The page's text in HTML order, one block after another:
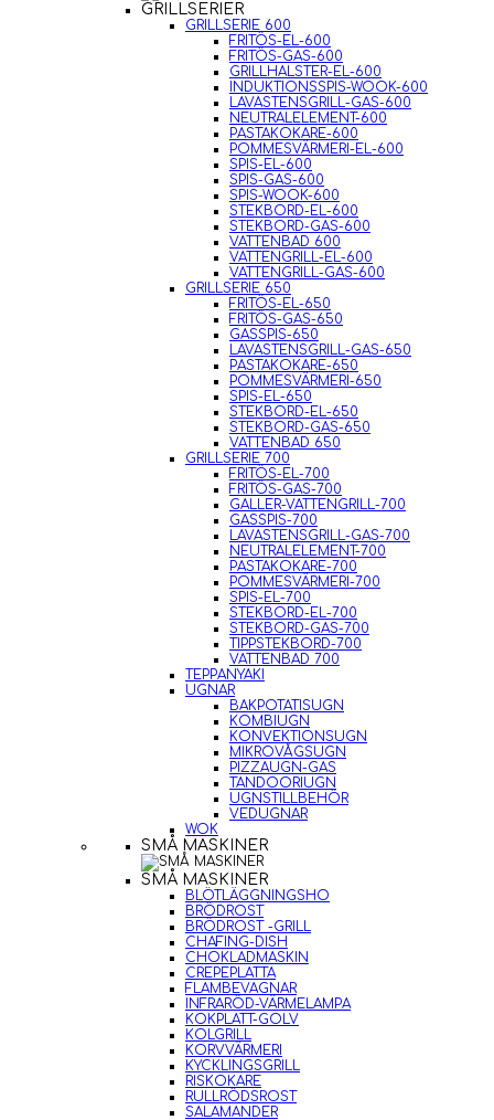
GRILLSERIER
GRILLSERIE 600
FRITÖS-EL-600
FRITÖS-GAS-600
GRILLHALSTER-EL-600
INDUKTIONSSPIS-WOOK-600
LAVASTENSGRILL-GAS-600
NEUTRALELEMENT-600
PASTAKOKARE-600
POMMESVÄRMERI-EL-600
SPIS-EL-600
SPIS-GAS-600
SPIS-WOOK-600
STEKBORD-EL-600
STEKBORD-GAS-600
VATTENBAD 600
VATTENGRILL-EL-600
VATTENGRILL-GAS-600
GRILLSERIE 650
FRITÖS-EL-650
FRITÖS-GAS-650
GASSPIS-650
LAVASTENSGRILL-GAS-650
PASTAKOKARE-650
POMMESVÄRMERI-650
SPIS-EL-650
STEKBORD-EL-650
STEKBORD-GAS-650
VATTENBAD 650
GRILLSERIE 700
FRITÖS-EL-700
FRITÖS-GAS-700
GALLER-VATTENGRILL-700
GASSPIS-700
LAVASTENSGRILL-GAS-700
NEUTRALELEMENT-700
PASTAKOKARE-700
POMMESVÄRMERI-700
SPIS-EL-700
STEKBORD-EL-700
STEKBORD-GAS-700
TIPPSTEKBORD-700
VATTENBAD 700
TEPPANYAKI
UGNAR
BAKPOTATISUGN
KOMBIUGN
KONVEKTIONSUGN
MIKROVÅGSUGN
PIZZAUGN-GAS
TANDOORIUGN
UGNSTILLBEHÖR
VEDUGNAR
WOK
SMÅ MASKINER
SMÅ MASKINER
BLÖTLÄGGNINGSHO
BRÖDROST
BRÖDROST -GRILL
CHAFING-DISH
CHOKLADMASKIN
CREPEPLATTA
FLAMBEVAGNAR
INFRARÖD-VÄRMELAMPA
KOKPLATT-GOLV
KOLGRILL
KORVVÄRMERI
KYCKLINGSGRILL
RISKOKARE
RULLRÖDSROST
SALAMANDER